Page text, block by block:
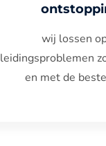
wij lossen
leidingsproblemen
en met de